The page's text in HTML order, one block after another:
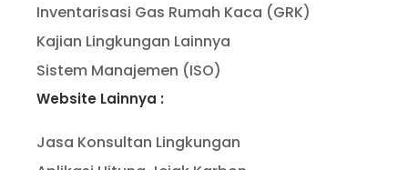
Inventarisasi Gas Rumah Kaca (GRK)
Kajian Lingkungan Lainnya
Sistem Manajemen (ISO)
Website Lainnya :
Jasa Konsultan Lingkungan